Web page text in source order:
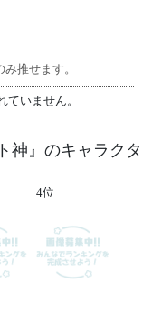
推せます。
いません。
神』のキャラクタ
4位